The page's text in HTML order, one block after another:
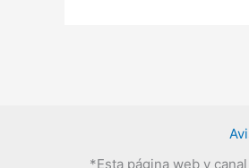
*Esta página web y